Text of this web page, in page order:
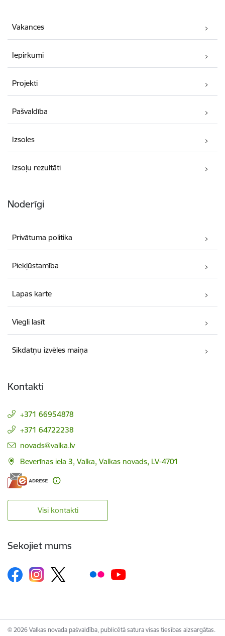
Vakances
Iepirkumi
Projekti
Pašvaldība
Izsoles
Izsoļu rezultāti
Noderīgi
Privātuma politika
Piekļūstamība
Lapas karte
Viegli lasīt
Sīkdatņu izvēles maiņa
Kontakti
+371 66954878
+371 64722238
E-pasts:
novads@valka.lv
Beverīnas iela 3, Valka, Valkas novads, LV-4701
Visi kontakti
Sekojiet mums
© 2026 Valkas novada pašvaldība, publicētā satura visas tiesības aizsargātas.